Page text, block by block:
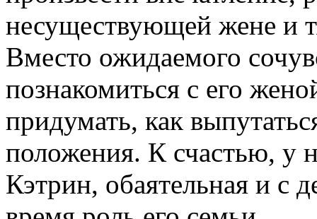
несуществующей жене и
Вместо ожидаемого
познакомиться с его
придумать, как
положения. К счастью, у
Кэтрин, обаятельная и с